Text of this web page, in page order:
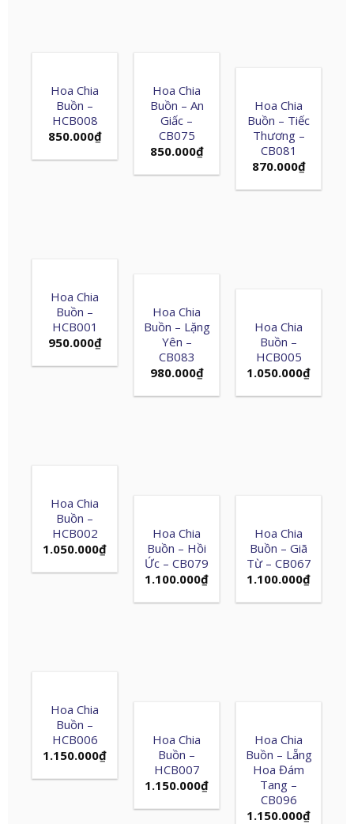
Hoa Chia
Buồn –
HCB008
850.000₫
Hoa Chia
Buồn – An
Giấc –
CB075
850.000₫
Hoa Chia
Buồn – Tiếc
Thương –
CB081
870.000₫
Hoa Chia
Buồn –
HCB001
950.000₫
Hoa Chia
Buồn – Lặng
Yên –
CB083
980.000₫
Hoa Chia
Buồn –
HCB005
1.050.000₫
Hoa Chia
Buồn –
HCB002
1.050.000₫
Hoa Chia
Buồn – Hồi
Ức – CB079
1.100.000₫
Hoa Chia
Buồn – Giã
Từ – CB067
1.100.000₫
Hoa Chia
Buồn –
HCB006
1.150.000₫
Hoa Chia
Buồn –
HCB007
1.150.000₫
Hoa Chia
Buồn – Lẵng
Hoa Đám
Tang –
CB096
1.150.000₫